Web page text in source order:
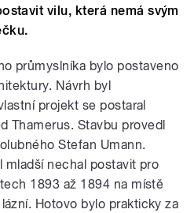
vilu, která nemá svým
průmyslníka bylo postaveno
Návrh byl
projekt se postaral
Thamerus. Stavbu provedl
Stefan Umann.
nechal postavit pro
1893 až 1894 na místě
Hotovo bylo prakticky za